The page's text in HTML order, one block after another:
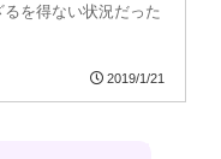
を得ない状況だった
2019/1/21